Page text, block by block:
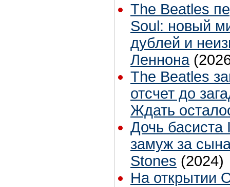
The Beatles
Soul: новый
дублей и
Леннона
The Beatles
отсчет до
Ждать
Дочь
замуж за
Stones (2024)
На открытии